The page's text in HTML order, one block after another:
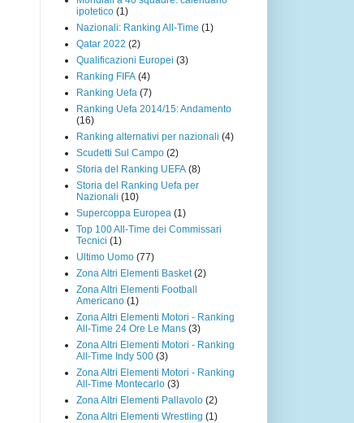
ipotetico (1)
Nazionali: Ranking All-Time (1)
Qatar 2022 (2)
Qualificazioni Europei (3)
Ranking FIFA (4)
Ranking Uefa (7)
Ranking Uefa 2014/15: Andamento
(16)
Ranking alternativi per nazionali (4)
Scudetti Sul Campo (2)
Storia del Ranking UEFA (8)
Storia del Ranking Uefa per
Nazionali (10)
Supercoppa Europea (1)
Top 100 All-Time dei Commissari
Tecnici (1)
Ultimo Uomo (77)
Zona Altri Elementi Basket (2)
Zona Altri Elementi Football
Americano (1)
Zona Altri Elementi Motori - Ranking
All-Time 24 Ore Le Mans (3)
Zona Altri Elementi Motori - Ranking
All-Time Indy 500 (3)
Zona Altri Elementi Motori - Ranking
All-Time Montecarlo (3)
Zona Altri Elementi Pallavolo (2)
Zona Altri Elementi Wrestling (1)